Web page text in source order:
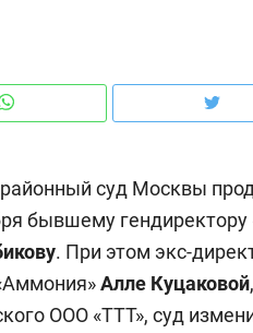
суд Москвы
бывшему гендиректору
. При этом экс-
Алле Куцаковой
ООО «ТТТ», суд